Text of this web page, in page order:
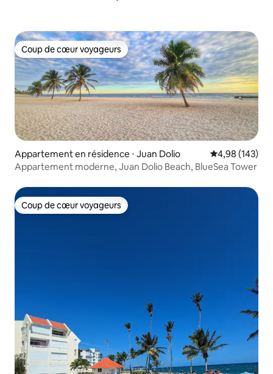
Coup de cœur voyageurs
Coup de cœur voyageurs
Appartement en résidence ⋅ Juan Dolio Évaluation
4,98 (143)
Appartement moderne, Juan Dolio Beach, BlueSea Tower
Coup de cœur voyageurs
Coup de cœur voyageurs